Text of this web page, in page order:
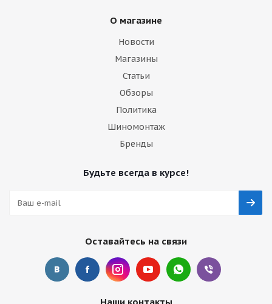
О магазине
Новости
Магазины
Статьи
Обзоры
Политика
Шиномонтаж
Бренды
Будьте всегда в курсе!
Оставайтесь на связи